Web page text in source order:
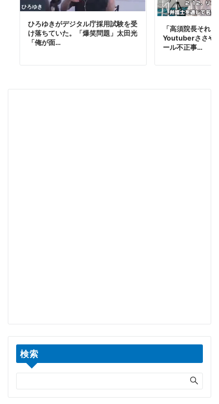
ひろゆきがデジタル庁採用試験を受
け落ちていた。「爆笑問題」太田光
「俺が面…
「高須院長それ
Youtuberささや
ール不正事…
検索